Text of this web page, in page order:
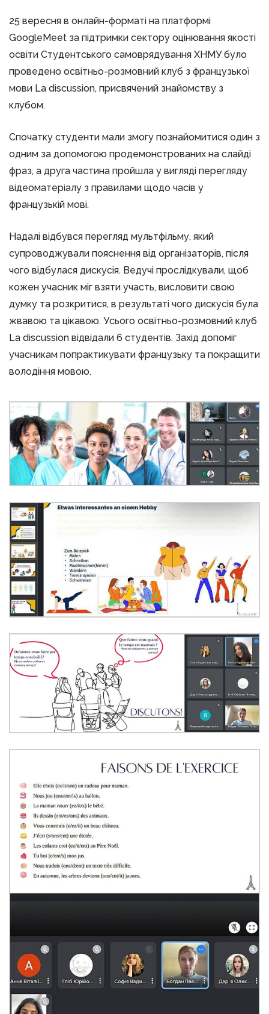
25 вересня в онлайн-форматі на платформі
GoogleMeet за підтримки сектору оцінювання якості
освіти Студентського самоврядування ХНМУ було
проведено освітньо-розмовний клуб з французької
мови La discussion, присвячений знайомству з
клубом.
Спочатку студенти мали змогу познайомитися один з
одним за допомогою продемонстрованих на слайді
фраз, а друга частина пройшла у вигляді перегляду
відеоматеріалу з правилами щодо часів у
французькій мові.
Надалі відбувся перегляд мультфільму, який
супроводжували пояснення від організаторів, після
чого відбулася дискусія. Ведучі прослідкували, щоб
кожен учасник міг взяти участь, висловити свою
думку та розкритися, в результаті чого дискусія була
жвавою та цікавою. Усього освітньо-розмовний клуб
La discussion відвідали 6 студентів. Захід допоміг
учасникам попрактикувати французьку та покращити
володіння мовою.